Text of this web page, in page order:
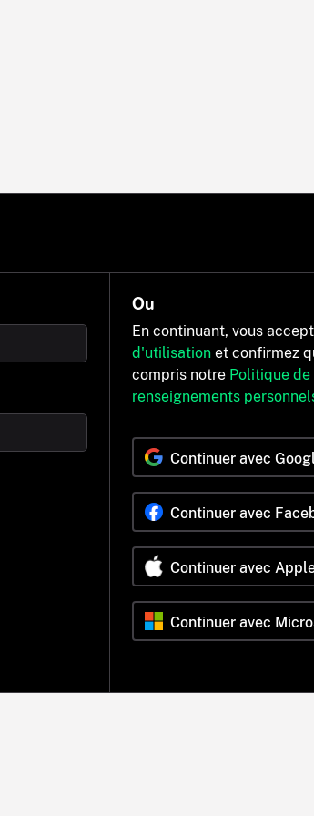
Ou
En continuant, vous
d'utilisation et confirmez
compris notre Politique
renseignements
Continuer avec
Continuer avec
Continuer avec
Continuer avec